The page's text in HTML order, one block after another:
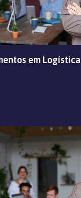
em Logística